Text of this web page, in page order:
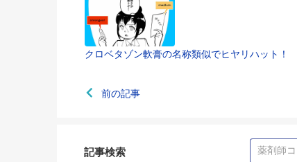
クロベタゾン軟膏の名称類似でヒヤリハット！
前の記事
記事検索